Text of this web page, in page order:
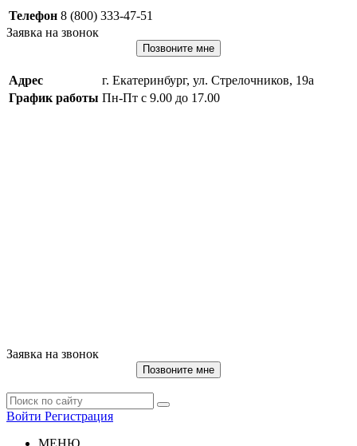
Телефон 8 (800) 333-47-51
Заявка на звонок
Позвоните мне
Адрес
г. Екатеринбург, ул. Стрелочников, 19а
График работы Пн-Пт с 9.00 до 17.00
Заявка на звонок
Позвоните мне
Войти Регистрация
МЕНЮ